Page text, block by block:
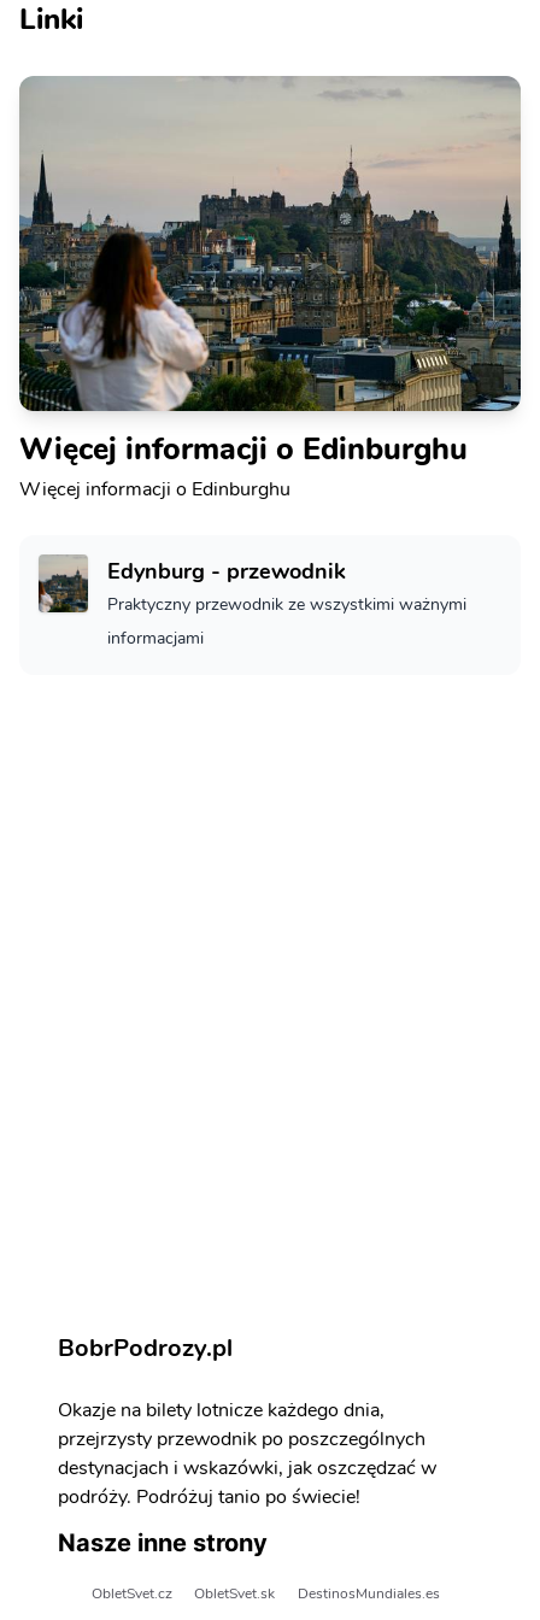
Linki
Więcej informacji o Edinburghu
Więcej informacji o Edinburghu
Edynburg - przewodnik
Praktyczny przewodnik ze wszystkimi ważnymi
informacjami
BobrPodrozy.pl
Okazje na bilety lotnicze każdego dnia,
przejrzysty przewodnik po poszczególnych
destynacjach i wskazówki, jak oszczędzać w
podróży. Podróżuj tanio po świecie!
Nasze inne strony
ObletSvet.cz ObletSvet.sk DestinosMundiales.es